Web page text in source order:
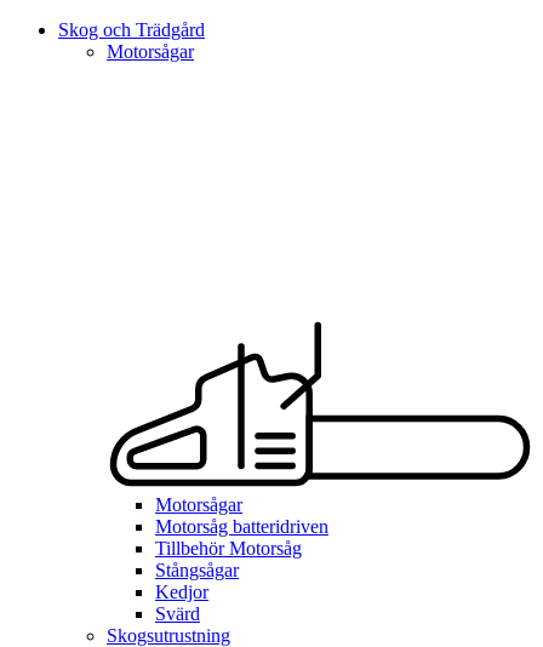
Skog och Trädgård
Motorsågar
Motorsågar
Motorsåg batteridriven
Tillbehör Motorsåg
Stångsågar
Kedjor
Svärd
Skogsutrustning